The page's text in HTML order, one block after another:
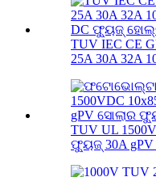
TUV IEC CE
25A 30A 32A
TUV UL
ଫ୍ୟୁଜ୍ 30A